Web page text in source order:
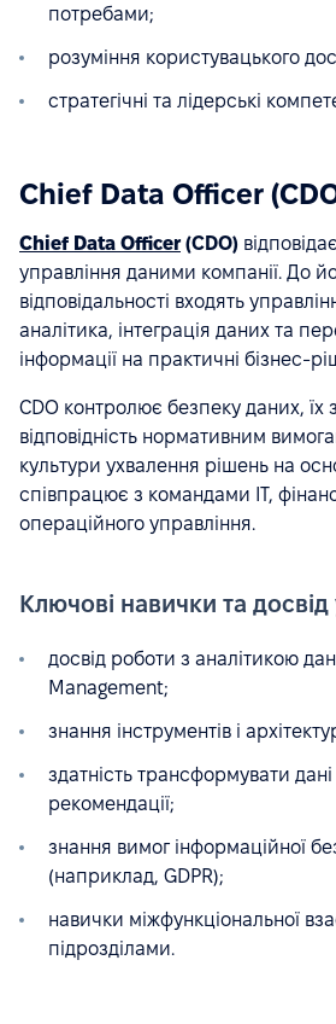
потребами;
розуміння користувацького
стратегічні та лідерські
Chief Data Officer
Chief Data Officer (CDO)
управління даними компанії. До
відповідальності входять
аналітика, інтеграція даних та
інформації на практичні бізнес-
CDO контролює безпеку даних, їх
відповідність нормативним
культури ухвалення рішень на
співпрацює з командами IT,
операційного управління.
Ключові навички та досвід
досвід роботи з аналітикою
Management;
знання інструментів і
здатність трансформувати
рекомендації;
знання вимог інформаційної
(наприклад, GDPR);
навички міжфункціональної
підрозділами.